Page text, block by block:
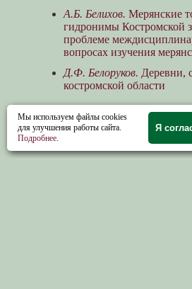
А.Б. Белихов. Мерянские
гидронимы Костромской
проблеме
вопросах изучения
Д.Ф. Белоруков. Деревни,
костромской области
Е.Б. Шиховцев.
библиографиия.
Мы используем файлы cookies
для улучшения работы сайта.
Подробнее.
Я